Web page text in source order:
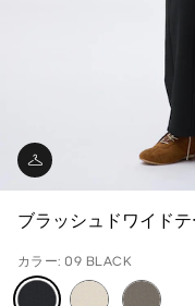
ブラッシュドワイド
カラー: 09 BLACK